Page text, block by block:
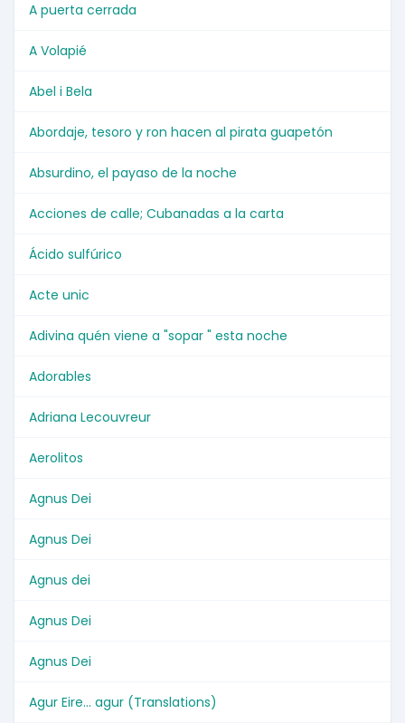
A puerta cerrada
A Volapié
Abel i Bela
Abordaje, tesoro y ron hacen al pirata guapetón
Absurdino, el payaso de la noche
Acciones de calle; Cubanadas a la carta
Ácido sulfúrico
Acte unic
Adivina quén viene a "sopar " esta noche
Adorables
Adriana Lecouvreur
Aerolitos
Agnus Dei
Agnus Dei
Agnus dei
Agnus Dei
Agnus Dei
Agur Eire... agur (Translations)